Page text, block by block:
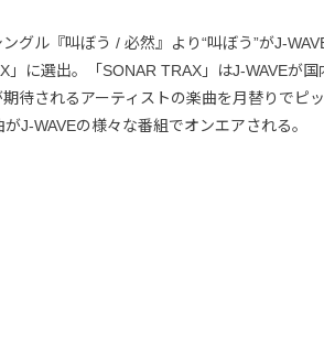
グル『叫ぼう / 必然』より“叫ぼう”がJ-
」に選出。「SONAR TRAX」はJ-WAVEが
待されるアーティストの楽曲を月替りでピ
J-WAVEの様々な番組でオンエアされる。